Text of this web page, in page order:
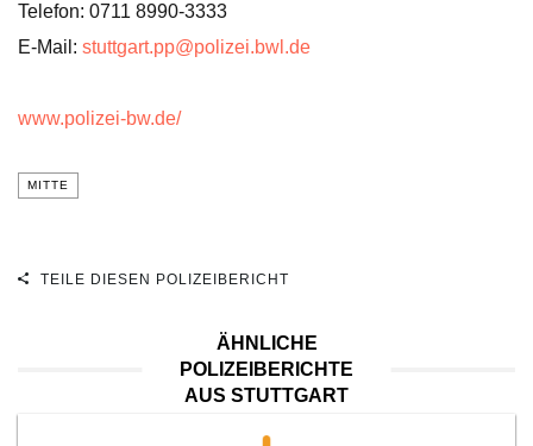
Telefon: 0711 8990-3333
E-Mail: stuttgart.pp@polizei.bwl.de
www.polizei-bw.de/
MITTE
TEILE DIESEN POLIZEIBERICHT
ÄHNLICHE
POLIZEIBERICHTE
AUS STUTTGART